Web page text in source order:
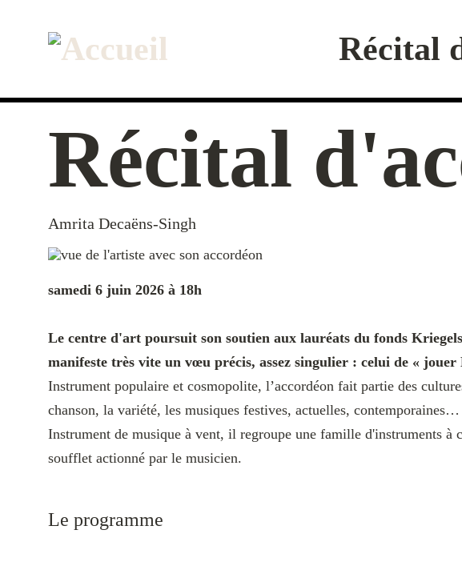
Récital
Récital
Amrita Decaëns-Singh
samedi 6 juin 2026 à 18h
Le centre d'art poursuit son soutien aux lauréats du fonds
manifeste très vite un vœu précis, assez singulier : celui de « jouer
Instrument populaire et cosmopolite, l’accordéon fait partie des
chanson, la variété, les musiques festives, actuelles, contemporaines…
Instrument de musique à vent, il regroupe une famille d'instruments
soufflet actionné par le musicien.
Le programme